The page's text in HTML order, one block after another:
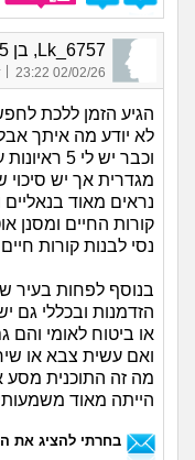
Lk_6757, בן 25, אורח
02/02/26 23:22
הגיע הזמן ללכת
לא יודע מה איתך אבל
וכבר יש
מגדרית אך יש סיכוי
קורות החיים ומסנן
נסי לבנות קורות
בנוסף לפחות בעיר
הזדמנות ובכללי גם
או ביטוח לאומי והם
ואם עשית צבא או
מה זה התוכנית מסע
הייתה מאוד
בחרתי להציג את